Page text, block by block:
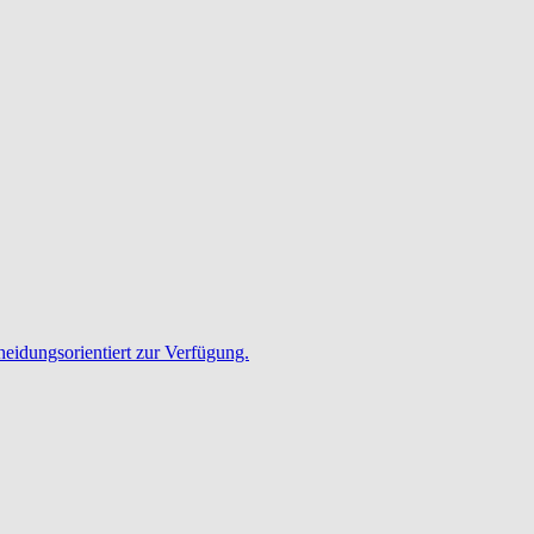
zur Verfügung.